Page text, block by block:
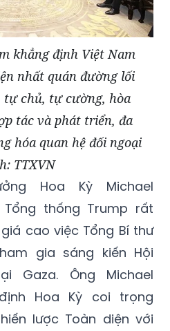
khẳng định Việt Nam
nhất quán đường lối
tự chủ, tự cường, hòa
tác và phát triển, đa
hóa quan hệ đối ngoại
TTXVN
Hoa Kỳ Michael
Tổng thống Trump rất
cao việc Tổng Bí thư
gia sáng kiến Hội
Gaza. Ông Michael
Hoa Kỳ coi trọng
lược Toàn diện với